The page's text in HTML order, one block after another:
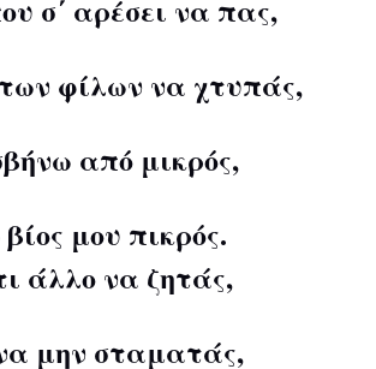
σ΄ αρέσει να πας,
φίλων να χτυπάς,
από μικρός,
μου πικρός.
άλλο να ζητάς,
μην σταματάς,